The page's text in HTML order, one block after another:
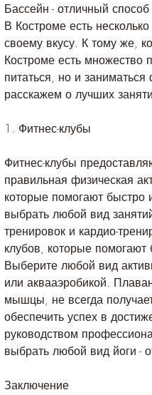
Бассейн - отличный
В Костроме есть
своему вкусу. К тому же,
Костроме есть множество
питаться, но и
расскажем о лучших
1. Фитнес-клубы
Фитнес-клубы
правильная физическая
которые помогают быстро
выбрать любой вид
тренировок и кардио-
клубов, которые помогают
Выберите любой вид
или аквааэробикой.
мышцы, не всегда
обеспечить успех в
руководством
выбрать любой вид йоги -
Заключение